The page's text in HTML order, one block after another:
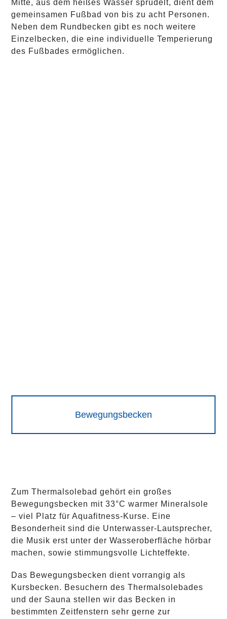
Mitte, aus dem heißes Wasser sprudelt, dient dem
gemeinsamen Fußbad von bis zu acht Personen.
Neben dem Rundbecken gibt es noch weitere
Einzelbecken, die eine individuelle Temperierung
des Fußbades ermöglichen.
Bewegungsbecken
Zum Thermalsolebad gehört ein großes
Bewegungsbecken mit 33°C warmer Mineralsole
– viel Platz für Aquafitness-Kurse. Eine
Besonderheit sind die Unterwasser-Lautsprecher,
die Musik erst unter der Wasseroberfläche hörbar
machen, sowie stimmungsvolle Lichteffekte.
Das Bewegungsbecken dient vorrangig als
Kursbecken. Besuchern des Thermalsolebades
und der Sauna stellen wir das Becken in
bestimmten Zeitfenstern sehr gerne zur